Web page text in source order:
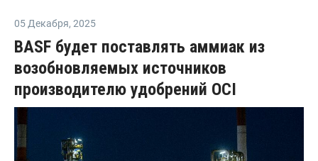
05 Декабря, 2025
BASF будет поставлять аммиак из
возобновляемых источников
производителю удобрений OCI